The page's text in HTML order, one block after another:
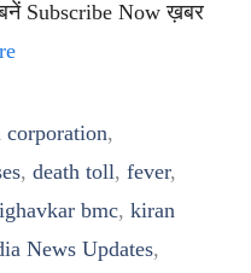
Subscribe Now ख़बर
,
, death toll, fever,
bmc, kiran
News Updates,